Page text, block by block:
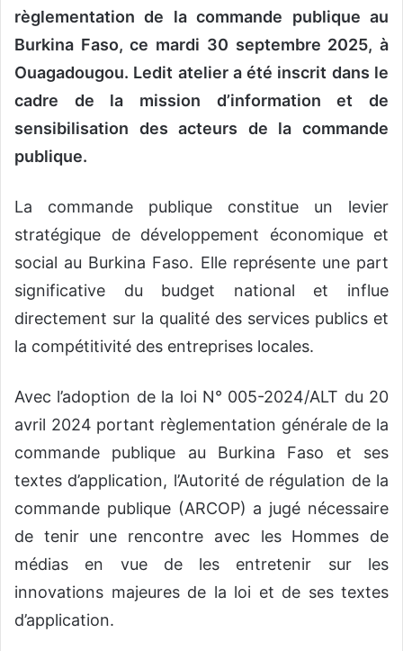
règlementation de la commande publique au
Burkina Faso, ce mardi 30 septembre 2025, à
Ouagadougou. Ledit atelier a été inscrit dans le
cadre de la mission d’information et de
sensibilisation des acteurs de la commande
publique.
La commande publique constitue un levier
stratégique de développement économique et
social au Burkina Faso. Elle représente une part
significative du budget national et influe
directement sur la qualité des services publics et
la compétitivité des entreprises locales.
Avec l’adoption de la loi N° 005-2024/ALT du 20
avril 2024 portant règlementation générale de la
commande publique au Burkina Faso et ses
textes d’application, l’Autorité de régulation de la
commande publique (ARCOP) a jugé nécessaire
de tenir une rencontre avec les Hommes de
médias en vue de les entretenir sur les
innovations majeures de la loi et de ses textes
d’application.